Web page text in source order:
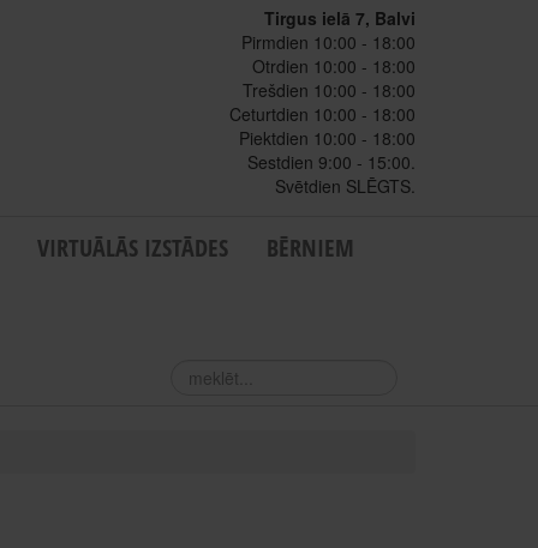
Tirgus ielā 7, Balvi
Pirmdien 10:00 - 18:00
Otrdien 10:00 - 18:00
Trešdien 10:00 - 18:00
Ceturtdien 10:00 - 18:00
Piektdien 10:00 - 18:00
Sestdien 9:00 - 15:00.
Svētdien SLĒGTS.
VIRTUĀLĀS IZSTĀDES
BĒRNIEM
meklēt...